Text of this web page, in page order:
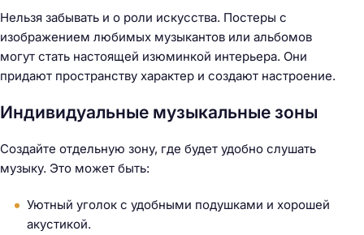
Нельзя забывать и о роли искусства. Постеры с
изображением любимых музыкантов или альбомов
могут стать настоящей изюминкой интерьера. Они
придают пространству характер и создают настроение.
Индивидуальные музыкальные зоны
Создайте отдельную зону, где будет удобно слушать
музыку. Это может быть:
Уютный уголок с удобными подушками и хорошей
акустикой.
и
: